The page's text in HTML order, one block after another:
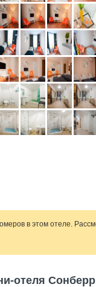
в этом отеле.
отеля